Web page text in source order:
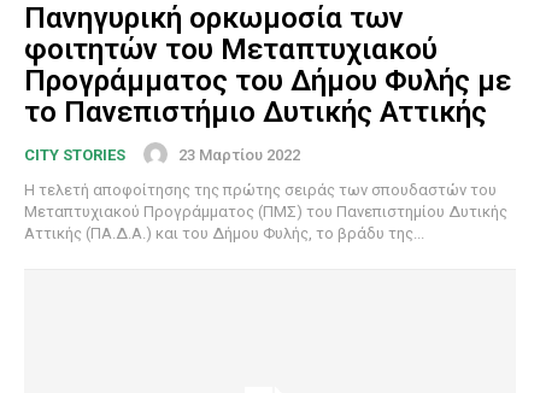
Πανηγυρική ορκωμοσία των
φοιτητών του Μεταπτυχιακού
Προγράμματος του Δήμου Φυλής με
το Πανεπιστήμιο Δυτικής Αττικής
CITY STORIES
23 Μαρτίου 2022
Η τελετή αποφοίτησης της πρώτης σειράς των σπουδαστών του
Μεταπτυχιακού Προγράμματος (ΠΜΣ) του Πανεπιστημίου Δυτικής
Αττικής (ΠΑ.Δ.Α.) και του Δήμου Φυλής, το βράδυ της...